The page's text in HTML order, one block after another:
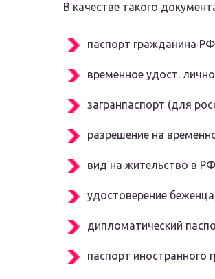
В качестве такого
паспорт гражданина
временное удост.
загранпаспорт (для
разрешение на
вид на жительство в
удостоверение
дипломатический
паспорт иностранного